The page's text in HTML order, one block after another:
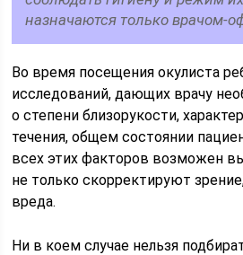
назначаются только врачом-
Во время посещения окулиста
исследований, дающих врачу
о степени близорукости,
течения, общем состоянии
всех этих факторов возможен
не только скорректируют
вреда.
Ни в коем случае нельзя